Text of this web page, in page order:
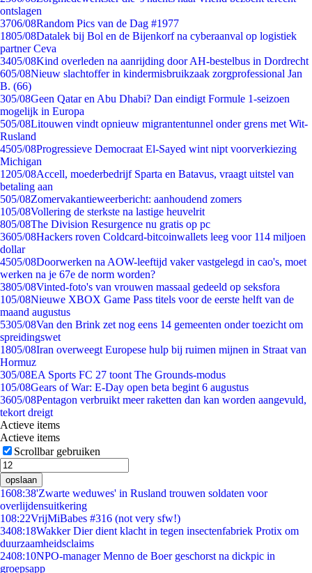
ontslagen
3706/08Random Pics van de Dag #1977
1805/08Datalek bij Bol en de Bijenkorf na cyberaanval op logistiek
partner Ceva
3405/08Kind overleden na aanrijding door AH-bestelbus in Dordrecht
605/08Nieuw slachtoffer in kindermisbruikzaak zorgprofessional Jan
B. (66)
305/08Geen Qatar en Abu Dhabi? Dan eindigt Formule 1-seizoen
mogelijk in Europa
505/08Litouwen vindt opnieuw migrantentunnel onder grens met Wit-
Rusland
4505/08Progressieve Democraat El-Sayed wint nipt voorverkiezing
Michigan
1205/08Accell, moederbedrijf Sparta en Batavus, vraagt uitstel van
betaling aan
505/08Zomervakantieweerbericht: aanhoudend zomers
105/08Vollering de sterkste na lastige heuvelrit
805/08The Division Resurgence nu gratis op pc
3605/08Hackers roven Coldcard-bitcoinwallets leeg voor 114 miljoen
dollar
4505/08Doorwerken na AOW-leeftijd vaker vastgelegd in cao's, moet
werken na je 67e de norm worden?
3805/08Vinted-foto's van vrouwen massaal gedeeld op seksfora
105/08Nieuwe XBOX Game Pass titels voor de eerste helft van de
maand augustus
5305/08Van den Brink zet nog eens 14 gemeenten onder toezicht om
spreidingswet
1805/08Iran overweegt Europese hulp bij ruimen mijnen in Straat van
Hormuz
305/08EA Sports FC 27 toont The Grounds-modus
105/08Gears of War: E-Day open beta begint 6 augustus
3605/08Pentagon verbruikt meer raketten dan kan worden aangevuld,
tekort dreigt
Actieve items
Actieve items
Scrollbar gebruiken
opslaan
1608:38'Zwarte weduwes' in Rusland trouwen soldaten voor
overlijdensuitkering
108:22VrijMiBabes #316 (not very sfw!)
3408:18Wakker Dier dient klacht in tegen insectenfabriek Protix om
duurzaamheidsclaims
2408:10NPO-manager Menno de Boer geschorst na dickpic in
groepsapp